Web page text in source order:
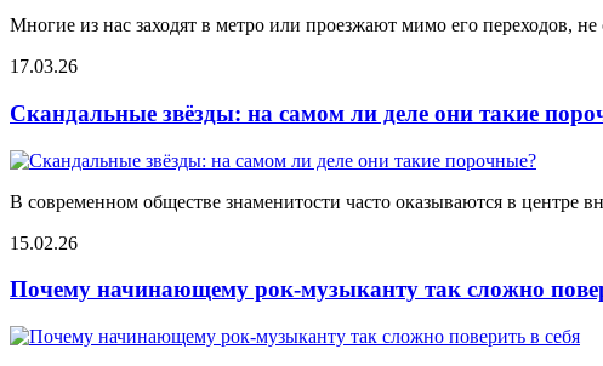
Многие из нас заходят в метро или проезжают мимо его переходов,
17.03.26
Скандальные звёзды: на самом ли деле они такие
В современном обществе знаменитости часто оказываются в центре
15.02.26
Почему начинающему рок-музыканту так сложно